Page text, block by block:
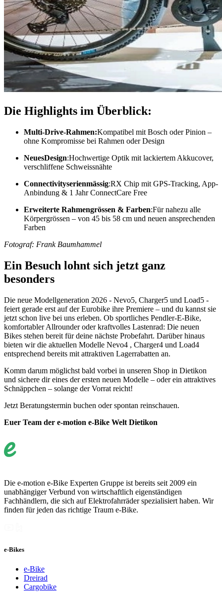
Die Highlights im Überblick:
Multi-Drive-Rahmen:Kompatibel mit Bosch oder Pinion –
ohne Kompromisse bei Rahmen oder Design
NeuesDesign:Hochwertige Optik mit lackiertem Akkucover,
verschliffene Schweissnähte
Connectivityserienmässig:RX Chip mit GPS-Tracking, App-
Anbindung & 1 Jahr ConnectCare Free
Erweiterte Rahmengrössen & Farben:Für nahezu alle
Körpergrössen – von 45 bis 58 cm und neuen ansprechenden
Farben
Fotograf: Frank Baumhammel
Ein Besuch lohnt sich jetzt ganz
besonders
Die neue Modellgeneration 2026 - Nevo5, Charger5 und Load5 -
feiert gerade erst auf der Eurobike ihre Premiere – und du kannst sie
jetzt schon live bei uns erleben. Ob sportliches Pendler-E-Bike,
komfortabler Allrounder oder kraftvolles Lastenrad: Die neuen
Bikes stehen bereit für deine nächste Probefahrt. Darüber hinaus
bieten wir die aktuellen Modelle Nevo4 , Charger4 und Load4
entsprechend bereits mit attraktiven Lagerrabatten an.
Komm darum möglichst bald vorbei in unseren Shop in Dietikon
und sichere dir eines der ersten neuen Modelle – oder ein attraktives
Schnäppchen – solange der Vorrat reicht!
Jetzt Beratungstermin buchen oder spontan reinschauen.
Euer Team der e-motion e-Bike Welt Dietikon
Die e-motion e-Bike Experten Gruppe ist bereits seit 2009 ein
unabhängiger Verbund von wirtschaftlich eigenständigen
Fachhändlern, die sich auf Elektrofahrräder spezialisiert haben. Wir
finden für jeden das richtige Traum e-Bike.
e-Bikes
e-Bike
Dreirad
Cargobike